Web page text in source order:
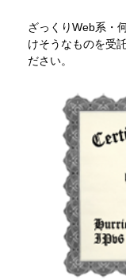
ざっくりWeb系・
けそうなものを受
ださい。